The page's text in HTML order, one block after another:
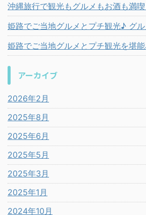
沖縄旅行で観光もグルメもお酒も満
姫路でご当地グルメとプチ観光♪ グ
姫路でご当地グルメとプチ観光を堪
アーカイブ
2026年2月
2025年8月
2025年6月
2025年5月
2025年3月
2025年1月
2024年10月